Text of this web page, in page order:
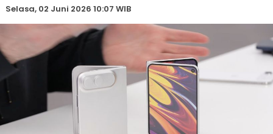
Selasa, 02 Juni 2026 10:07 WIB